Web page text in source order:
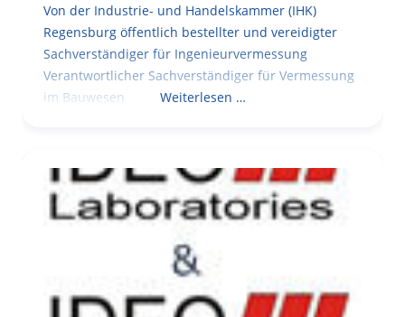
Von der Industrie- und Handelskammer (IHK)
Regensburg öffentlich bestellter und vereidigter
Sachverständiger für Ingenieurvermessung
Verantwortlicher Sachverständiger für Vermessung
im Bauwesen
Weiterlesen …